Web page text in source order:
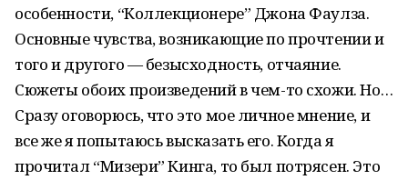
особенности, “Коллекционере” Джона Фаулза.
Основные чувства, возникающие по прочтении и
того и другого — безысходность, отчаяние.
Сюжеты обоих произведений в чем-то схожи. Но…
Сразу оговорюсь, что это мое личное мнение, и
все же я попытаюсь высказать его. Когда я
прочитал “Мизери” Кинга, то был потрясен. Это